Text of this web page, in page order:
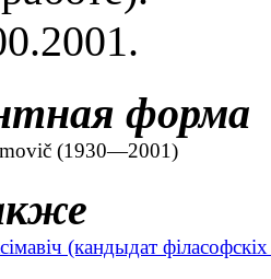
форма
(1930—2001)
(кандыдат